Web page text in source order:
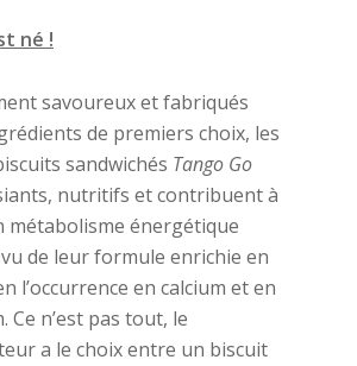
né !
savoureux et fabriqués
de premiers choix, les
sandwichés Tango Go
nutritifs et contribuent à
métabolisme énergétique
de leur formule enrichie en
l’occurrence en calcium et en
Ce n’est pas tout, le
a le choix entre un biscuit